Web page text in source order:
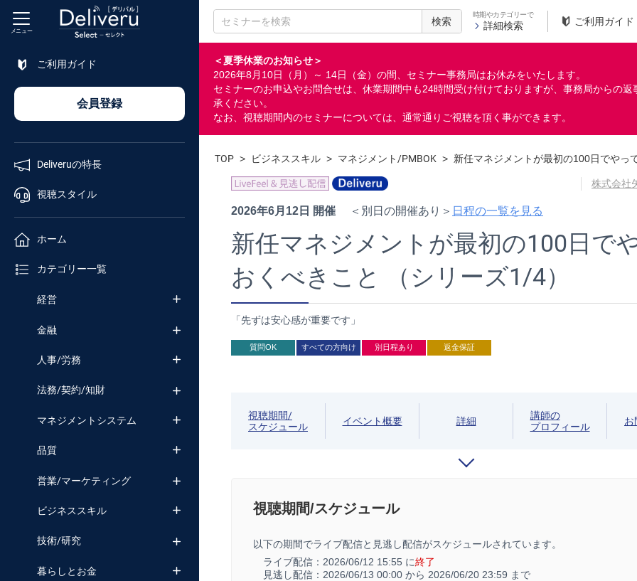
検索
時期やカテゴリーで
詳細検索 ご利用ガイド
＜夏季休業のお知らせ＞
2026年8月10日（月）～ 14日（金）の間、セミナー事務局はお休みをいたします。
セミナーのお申込やお問合せは、休業期間中も24時間受け付けておりますが、事務局からの
承ください。
なお、視聴期間内のセミナーについては、通常通りご視聴を頂く事ができます。
メニュー
ご利用ガイド
会員登録
Deliveruの特長
視聴スタイル
ホーム
カテゴリー一覧
経営
金融
人事/労務
法務/契約/知財
マネジメントシステム
品質
営業/マーケティング
ビジネススキル
技術/研究
暮らしとお金
セミナー
番号検索
TOP > ビジネススキル > マネジメント/PMBOK > 新任マネジメントが最初の100日でやっ
株式会社
2026年6月12日 開催 ＜別日の開催あり＞ 日程の一覧を見る
新任マネジメントが最初の100日で
おくべきこと （シリーズ1/4）
「先ずは安心感が重要です」
質問OK すべての方向け 別日程あり 返金保証
視聴期間/
スケジュール
イベント概要 詳細
講師の
プロフィール
お
視聴期間/スケジュール
以下の期間でライブ配信と見逃し配信がスケジュールされています。
ライブ配信： 2026/06/12 15:55 に終了
見逃し配信： 2026/06/13 00:00 から 2026/06/20 23:59 まで